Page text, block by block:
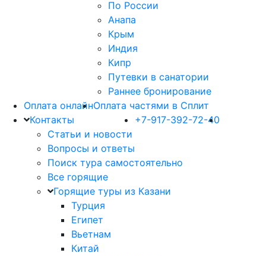
По России
Анапа
Крым
Индия
Кипр
Путевки в санатории
Раннее бронирование
Оплата онлайнОплата частями в Сплит
Контакты
Статьи и новости
Вопросы и ответы
+7-917-392-72-40
Поиск тура самостоятельно
Все горящие
Горящие туры из Казани
Турция
Египет
Вьетнам
Китай